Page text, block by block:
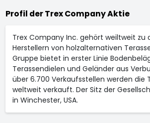
Profil der Trex Company Aktie
Trex Company Inc. gehört weiltweit zu
Herstellern von holzalternativen
Gruppe bietet in erster Linie
Terassendielen und Geländer aus
über 6.700 Verkaufsstellen werden die
weltweit verkauft. Der Sitz der
in Winchester, USA.